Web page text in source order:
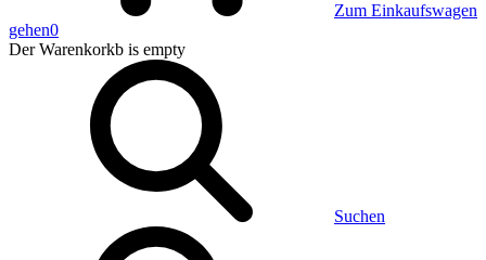
Zum Einkaufswagen
gehen0
Der Warenkorkb is empty
Suchen